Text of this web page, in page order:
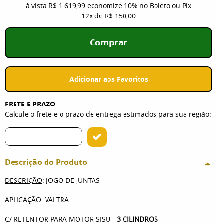
à vista R$ 1.619,99 economize 10% no Boleto ou Pix
12x de R$ 150,00
Comprar
Adicionar aos Favoritos
FRETE E PRAZO
Calcule o frete e o prazo de entrega estimados para sua região:
Descrição do Produto
DESCRIÇÃO: JOGO DE JUNTAS
APLICAÇÃO: VALTRA
C/ RETENTOR PARA MOTOR SISU - 3 CILINDROS